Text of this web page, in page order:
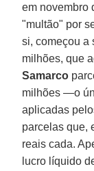
em novembro
"multão" por
si, começou a
milhões, que
Samarco
milhões —o
aplicadas
parcelas que,
reais cada.
lucro líquido